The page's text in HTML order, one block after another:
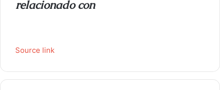
relacionado con
Source link